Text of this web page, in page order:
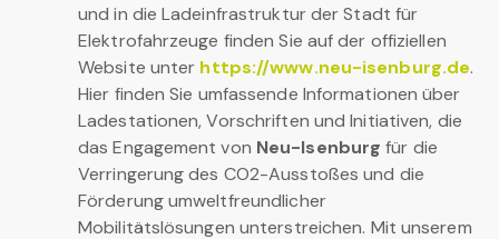
und in die Ladeinfrastruktur der Stadt für
Elektrofahrzeuge finden Sie auf der offiziellen
Website unter https://www.neu-isenburg.de.
Hier finden Sie umfassende Informationen über
Ladestationen, Vorschriften und Initiativen, die
das Engagement von Neu-Isenburg für die
Verringerung des CO2-Ausstoßes und die
Förderung umweltfreundlicher
Mobilitätslösungen unterstreichen. Mit unserem